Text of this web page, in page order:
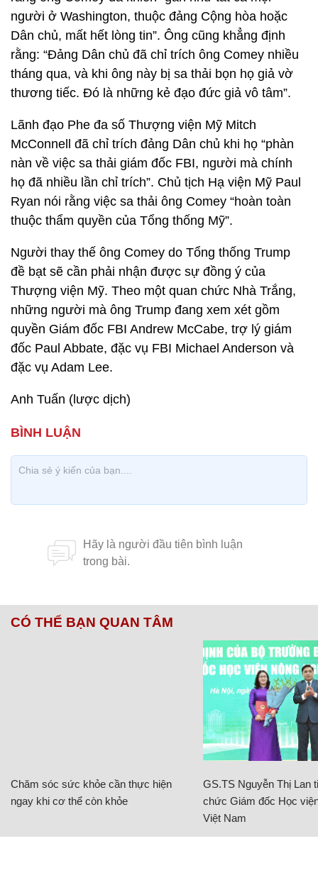
người ở Washington, thuộc đảng Cộng hòa hoặc
Dân chủ, mất hết lòng tin”. Ông cũng khẳng định
rằng: “Đảng Dân chủ đã chỉ trích ông Comey nhiều
tháng qua, và khi ông này bị sa thải bọn họ giả vờ
thương tiếc. Đó là những kẻ đạo đức giả vô tâm”.
Lãnh đạo Phe đa số Thượng viện Mỹ Mitch
McConnell đã chỉ trích đảng Dân chủ khi họ “phàn
nàn về việc sa thải giám đốc FBI, người mà chính
họ đã nhiều lần chỉ trích”. Chủ tịch Hạ viện Mỹ Paul
Ryan nói rằng việc sa thải ông Comey “hoàn toàn
thuộc thẩm quyền của Tổng thống Mỹ”.
Người thay thế ông Comey do Tổng thống Trump
đề bạt sẽ cần phải nhận được sự đồng ý của
Thượng viện Mỹ. Theo một quan chức Nhà Trắng,
những người mà ông Trump đang xem xét gồm
quyền Giám đốc FBI Andrew McCabe, trợ lý giám
đốc Paul Abbate, đặc vụ FBI Michael Anderson và
đặc vụ Adam Lee.
Anh Tuấn (lược dịch)
CÓ THỂ BẠN QUAN TÂM
Chăm sóc sức khỏe cần thực hiện
ngay khi cơ thể còn khỏe
GS.TS Nguyễn Thị Lan
chức Giám đốc Học
Việt Nam